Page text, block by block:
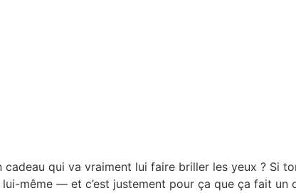
cadeau qui va vraiment lui faire briller les yeux ? Si
lui-même — et c’est justement pour ça que ça fait